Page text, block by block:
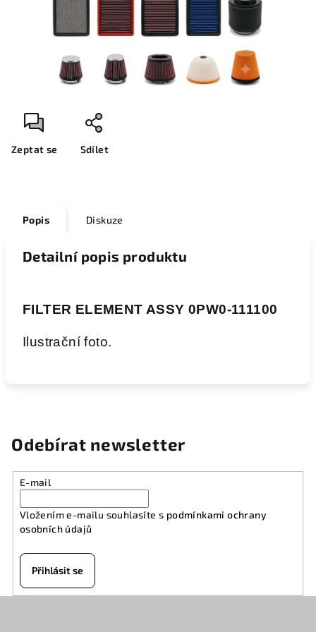
Zeptat se Sdílet
Popis Diskuze
Detailní popis produktu
FILTER ELEMENT ASSY 0PW0-111100
Ilustrační foto.
Odebírat newsletter
E-mail
Vložením e-mailu souhlasíte s podmínkami ochrany
osobních údajů
Přihlásit se